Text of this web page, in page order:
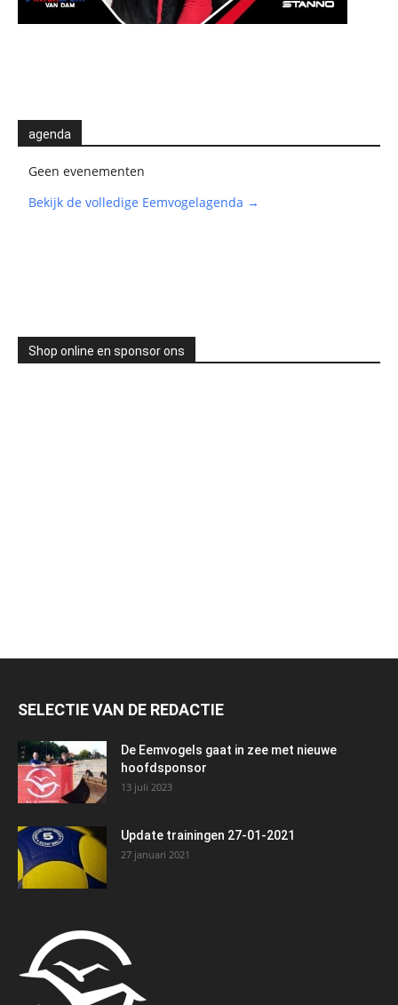
agenda
Geen evenementen
Bekijk de volledige Eemvogelagenda →
Shop online en sponsor ons
SELECTIE VAN DE REDACTIE
De Eemvogels gaat in zee met nieuwe
hoofdsponsor
13 juli 2023
Update trainingen 27-01-2021
27 januari 2021